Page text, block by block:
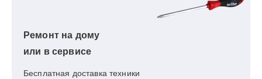
Ремонт на дому
или в сервисе
Бесплатная доставка техники